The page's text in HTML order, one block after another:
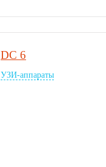
DC 6
УЗИ-аппараты